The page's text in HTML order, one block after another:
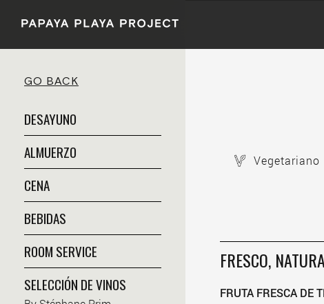
GO BACK
DESAYUNO
ALMUERZO
CENA
BEBIDAS
ROOM SERVICE
SELECCIÓN DE VINOS
Vegetariano
FRESCO,
FRUTA FRESCA DE